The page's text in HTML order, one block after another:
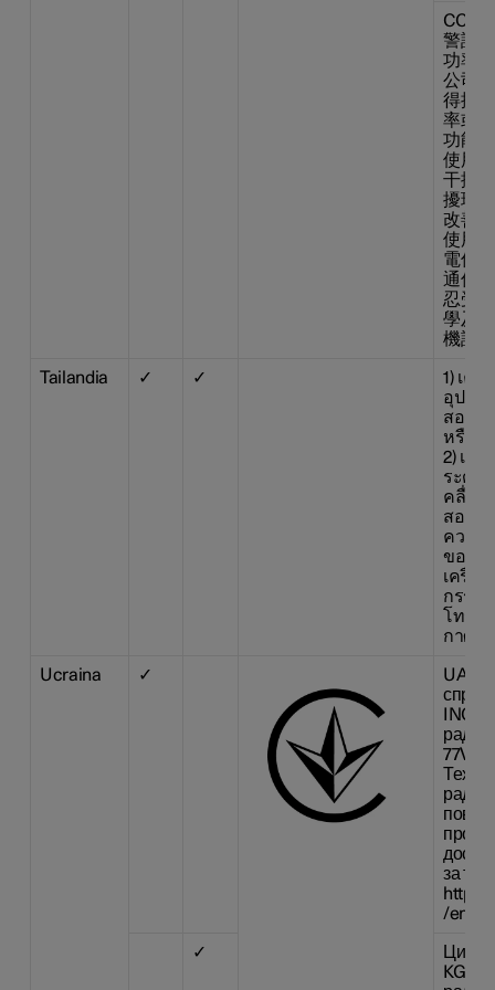
警語
功率
公司
得擅
率或
功能
使用
干擾
擾現
改善
使用
電信
通信
忍受
學及
機設
Tailandia ✓ ✓
1) เค
อุปกร
สอดค
หรือข้
2) เค
ระดับ
คลื่นแ
สอดค
ความ
ของม
เครื่อ
กรรม
โทรค
กาศก
Ucraina ✓
UA
INC.
про
за
/en/
✓
Цим
KGaA